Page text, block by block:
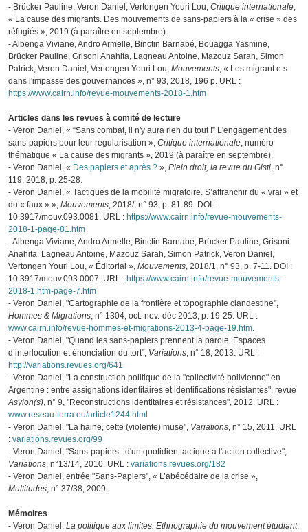
- Brücker Pauline, Veron Daniel, Vertongen Youri Lou, Critique internationale,
« La cause des migrants. Des mouvements de sans-papiers à la « crise » des
réfugiés », 2019 (à paraître en septembre).
- Albenga Viviane, Andro Armelle, Binctin Barnabé, Bouagga Yasmine,
Brücker Pauline, Grisoni Anahita, Lagneau Antoine, Mazouz Sarah, Simon
Patrick, Veron Daniel, Vertongen Youri Lou, Mouvements, « Les migrant.e.s
dans l'impasse des gouvernances », n° 93, 2018, 196 p. URL :
https://www.cairn.info/revue-mouvements-2018-1.htm
Articles dans les revues à comité de lecture
- Veron Daniel, « “Sans combat, il n'y aura rien du tout !” L'engagement des
sans-papiers pour leur régularisation », Critique internationale, numéro
thématique « La cause des migrants », 2019 (à paraître en septembre).
- Veron Daniel, « Des papiers et après ? », Plein droit, la revue du Gisti, n°
119, 2018, p. 25-28.
- Veron Daniel, « Tactiques de la mobilité migratoire. S’affranchir du « vrai » et
du « faux » », Mouvements, 2018/, n° 93, p. 81-89. DOI :
10.3917/mouv.093.0081. URL : https://www.cairn.info/revue-mouvements-
2018-1-page-81.htm
-Albenga Viviane, Andro Armelle, Binctin Barnabé, Brücker Pauline, Grisoni
Anahita, Lagneau Antoine, Mazouz Sarah, Simon Patrick, Veron Daniel,
Vertongen Youri Lou, « Éditorial », Mouvements, 2018/1, n° 93, p. 7-11. DOI :
10.3917/mouv.093.0007. URL : https://www.cairn.info/revue-mouvements-
2018-1.htm-page-7.htm
- Veron Daniel, "Cartographie de la frontière et topographie clandestine",
Hommes & Migrations, n° 1304, oct.-nov.-déc 2013, p. 19-25. URL :
www.cairn.info/revue-hommes-et-migrations-2013-4-page-19.htm.
- Veron Daniel, "Quand les sans-papiers prennent la parole. Espaces
d’interlocution et énonciation du tort", Variations, n° 18, 2013. URL :
http://variations.revues.org/641
- Veron Daniel, "La construction politique de la "collectivité bolivienne" en
Argentine : entre assignations identitaires et identifications résistantes", revue
Asylon(s), n° 9, "Reconstructions identitaires et résistances", 2012. URL :
www.reseau-terra.eu/article1244.html
- Veron Daniel, "La haine, cette (violente) muse", Variations, n° 15, 2011. URL
: variations.revues.org/99
- Veron Daniel, "Sans-papiers : d'un quotidien tactique à l'action collective",
Variations, n°13/14, 2010. URL : variations.revues.org/182
- Veron Daniel, entrée "Sans-Papiers", « L’abécédaire de la crise »,
Multitudes, n° 37/38, 2009.
Mémoires
- Veron Daniel, La politique aux limites. Ethnographie du mouvement étudiant,